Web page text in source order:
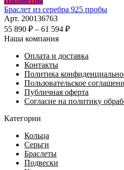
товар
имеет
несколько
вариаций.
можно
выбрать
на
странице
товара.
Браслет из серебра 925 пробы
Арт. 200136763
55 890 ₽ – 61 594 ₽Диапазон
890 ₽
61
594 ₽
Наша компания
Оплата и доставка
Контакты
Политика
Пользовательское
Публичная оферта
Согласие на политику
Категории
Кольца
Серьги
Браслеты
Подвески